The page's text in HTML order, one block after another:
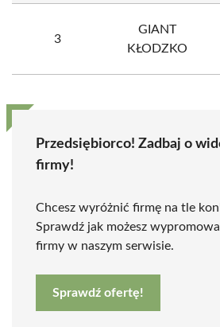
3
GIANT
KŁODZKO
Przedsiębiorco! Zadbaj o
firmy!
Chcesz wyróżnić firmę na tle
Sprawdź jak możesz
firmy w naszym serwisie.
Sprawdź ofertę!